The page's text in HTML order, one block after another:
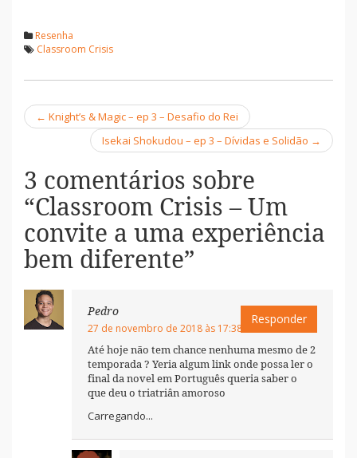
Resenha
Classroom Crisis
Navegação
← Knight’s & Magic – ep 3 – Desafio do Rei
Isekai Shokudou – ep 3 – Dívidas e Solidão →
3 comentários sobre
“Classroom Crisis – Um
convite a uma experiência
bem diferente”
Pedro
27 de novembro de 2018 às 17:38
Até hoje não tem chance nenhuma mesmo de 2
temporada ? Yeria algum link onde possa ler o
final da novel em Português queria saber o
que deu o triatriân amoroso
Carregando...
Responder